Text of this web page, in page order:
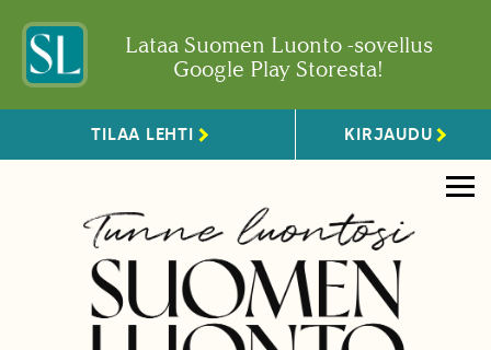
Lataa Suomen Luonto -sovellus
Google Play Storesta!
TILAA LEHTI KIRJAUDU